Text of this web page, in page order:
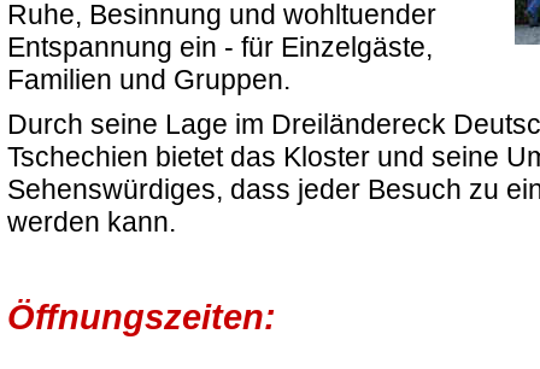
Ruhe, Besinnung und wohltuender
Entspannung ein - für Einzelgäste,
Familien und Gruppen.
Durch seine Lage im Dreiländereck
Tschechien bietet das Kloster und seine
Sehenswürdiges, dass jeder Besuch zu
werden kann.
Öffnungszeiten: